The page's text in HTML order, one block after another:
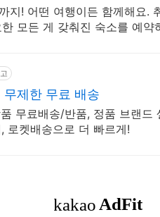
지! 어떤 여행이든 함께해요.
모든 게 갖춰진 숙소를 예약
제한 무료 배송
무료배송/반품, 정품 브랜드
로켓배송으로 더 빠르게!